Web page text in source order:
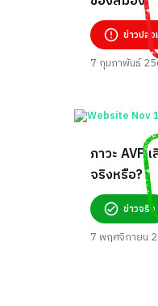
ข่าวปล
7 กุมภาพันธ์
ภาวะ AVF
จริงหรือ?
ข่าวจริง
7 พฤศจิกายน